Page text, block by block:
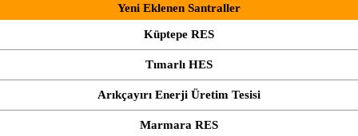
Yeni Eklenen Santraller
Küptepe RES
Tımarlı HES
Arıkçayırı Enerji Üretim Tesisi
Marmara RES